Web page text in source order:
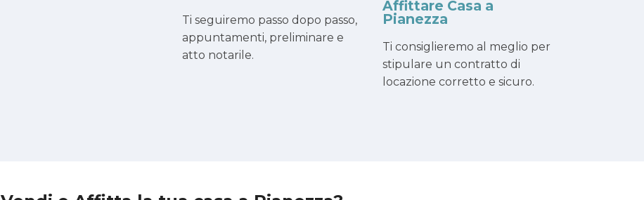
Ti seguiremo passo dopo passo,
appuntamenti, preliminare e
atto notarile.
Affittare Casa a
Pianezza
Ti consiglieremo al meglio per
stipulare un contratto di
locazione corretto e sicuro.